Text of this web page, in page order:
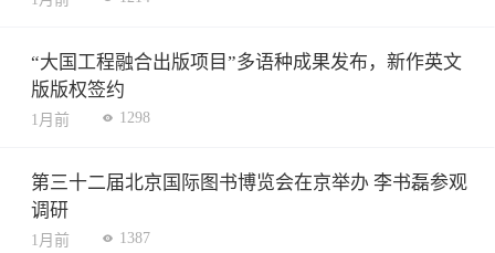
“大国工程融合出版项目”多语种成果发布，新作英文
版版权签约
1月前 1298
第三十二届北京国际图书博览会在京举办 李书磊参观
调研
1月前 1387